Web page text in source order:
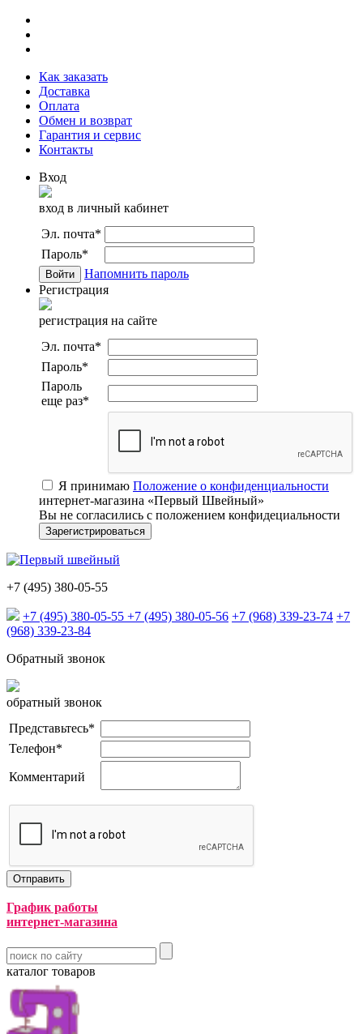
Как заказать
Доставка
Оплата
Обмен и возврат
Гарантия и сервис
Контакты
Вход
вход в личный кабинет
Эл. почта*
Пароль*
Напомнить пароль
Регистрация
регистрация на сайте
Эл. почта*
Пароль*
Пароль
еще раз*
Я принимаю Положение о конфиденциальности
интернет-магазина «Первый Швейный»
Вы не согласились с положением конфидециальности
+7 (495) 380-05-55
+7 (495) 380-05-55 +7 (495) 380-05-56 +7 (968) 339-23-74 +7
(968) 339-23-84
Обратный звонок
обратный звонок
Представьтесь*
Телефон*
Комментарий
График работы
интернет-магазина
каталог товаров